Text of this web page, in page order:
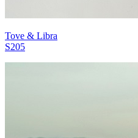
Tove & Libra
S205